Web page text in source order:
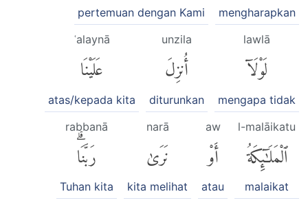
mengharapkan
pertemuan dengan Kami
lawlā
لَوْلَآ
mengapa tidak
unzila
أُنزِلَ
diturunkan
ʿalaynā
عَلَيْنَا
atas/kepada kita
l-malāikatu
ٱلْمَلَٰٓئِكَةُ
malaikat
aw
أَوْ
atau
narā
نَرَىٰ
kita melihat
rabbanā
رَبَّنَاۗ
Tuhan kita